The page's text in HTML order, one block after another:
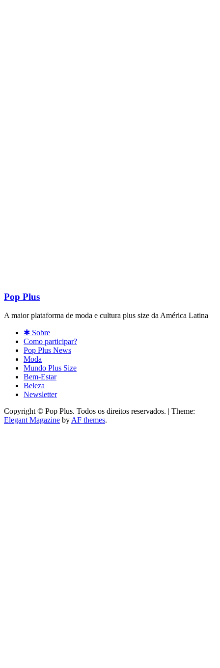
Pop Plus
A maior plataforma de moda e cultura plus size da América Latina
✱ Sobre
Como participar?
Pop Plus News
Moda
Mundo Plus Size
Bem-Estar
Beleza
Newsletter
Copyright © Pop Plus. Todos os direitos reservados. | Theme:
Elegant Magazine by AF themes.